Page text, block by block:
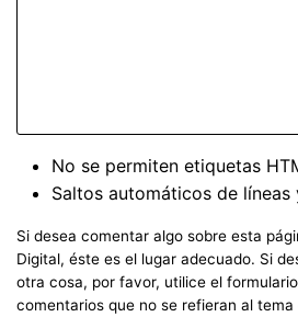
No se permiten etiquetas
Saltos automáticos de líneas
Si desea comentar algo sobre esta
Digital, éste es el lugar adecuado. Si
otra cosa, por favor, utilice el
comentarios que no se refieran al tema